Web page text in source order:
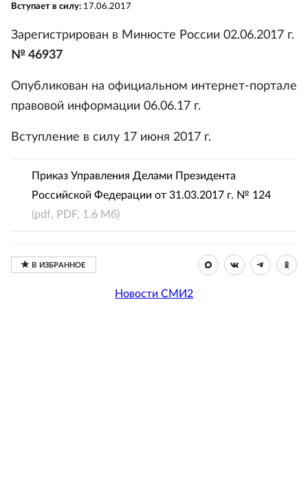
Вступает в силу: 17.06.2017
Зарегистрирован в Минюсте России 02.06.2017 г.
№ 46937
Опубликован на официальном интернет-портале
правовой информации 06.06.17 г.
Вступление в силу 17 июня 2017 г.
Приказ Управления Делами Президента
Российской Федерации от 31.03.2017 г. № 124
(pdf, PDF, 1.6 Мб)
Новости СМИ2